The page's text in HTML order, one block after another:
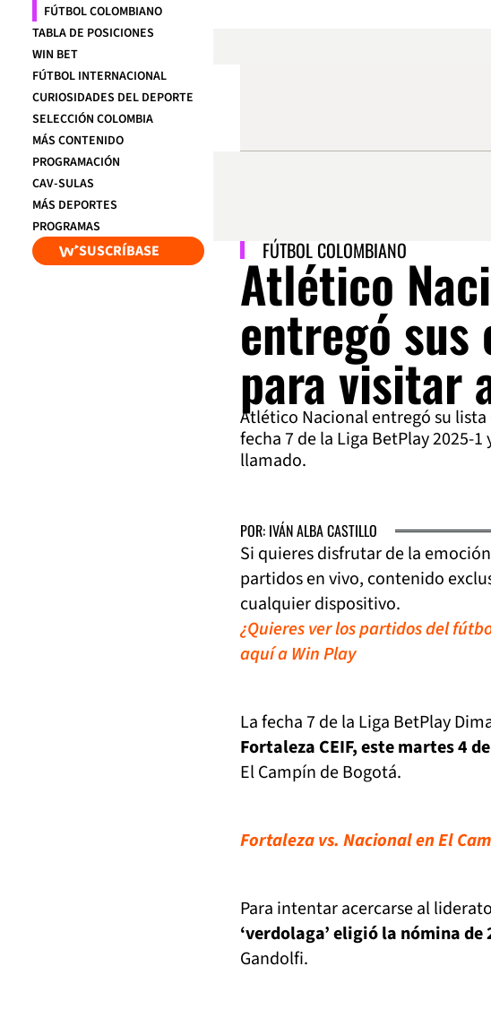
FÚTBOL COLOMBIANO
TABLA DE POSICIONES
WIN BET
FÚTBOL INTERNACIONAL
CURIOSIDADES DEL DEPORTE
SELECCIÓN COLOMBIA
MÁS CONTENIDO
PROGRAMACIÓN
CAV-SULAS
MÁS DEPORTES
PROGRAMAS
SUSCRÍBASE FÚTBOL COLOMBIANO
Atlético
entregó sus
para visitar
Atlético Nacional entregó su
fecha 7 de la Liga BetPlay 2025-
llamado.
POR: IVÁN ALBA CASTILLO
Si quieres disfrutar de la
partidos en vivo, contenido
cualquier dispositivo.
¿Quieres ver los partidos del
aquí a Win Play
La fecha 7 de la Liga BetPlay
Fortaleza CEIF, este martes 4
El Campín de Bogotá.
Fortaleza vs. Nacional en El
Para intentar acercarse al
‘verdolaga’ eligió la nómina de
Gandolfi.